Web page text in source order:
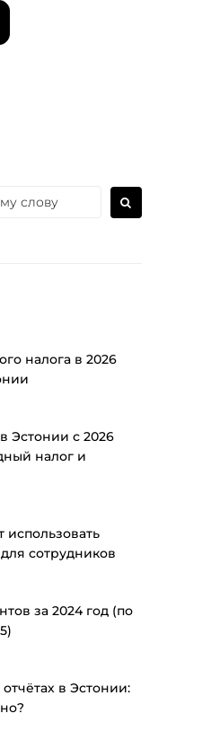
налога в 2026
Эстонии с 2026
налог и
сотрудников
за 2024 год (по
в Эстонии: